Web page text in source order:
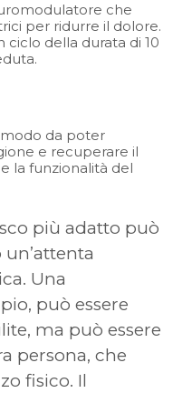
che
per ridurre il dolore.
della durata di 10
modo da poter
e recuperare il
la funzionalità del
più adatto può
Una
può essere
ma può essere
persona, che
fisico. Il